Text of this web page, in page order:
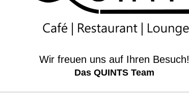
Wir freuen uns auf Ihren Besuch!
Das QUINTS Team